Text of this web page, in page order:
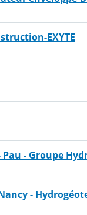
EXYTE
- Groupe
-